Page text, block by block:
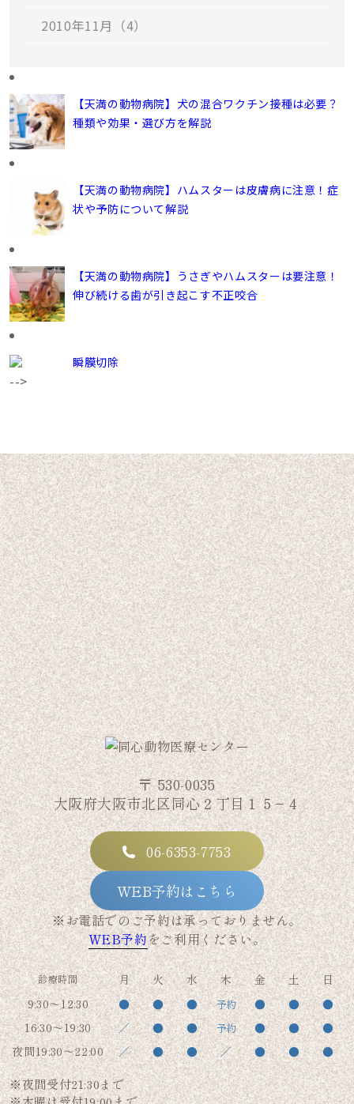
2010年11月（4）
【天満の動物病院】犬の混合ワクチン接種は必要？
種類や効果・選び方を解説
【天満の動物病院】ハムスターは皮膚病に注意！症
状や予防について解説
【天満の動物病院】うさぎやハムスターは要注意！
伸び続ける歯が引き起こす不正咬合
瞬膜切除
-->
〒 530-0035
大阪府大阪市北区同心２丁目１５−４
06-6353-7753
WEB予約はこちら
※お電話でのご予約は承っておりません。
WEB予約をご利用ください。
診療時間 月 火 水 木 金 土
日
9:30～12:30
● ● ● 予約 ● ●
●
16:30～19:30
／ ● ● 予約 ● ●
●
夜間19:30～22:00
／ ● ● ／ ● ● ●
※夜間受付21:30まで